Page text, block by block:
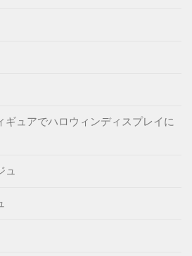
ギュアでハロウィンディスプレイに
ュ